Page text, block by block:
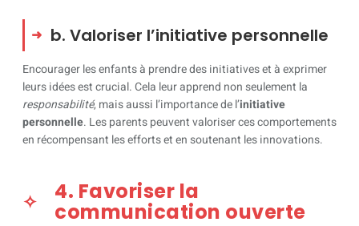
b. Valoriser l’initiative personnelle
Encourager les enfants à prendre des initiatives et à exprimer
leurs idées est crucial. Cela leur apprend non seulement la
responsabilité, mais aussi l’importance de l’initiative
personnelle. Les parents peuvent valoriser ces comportements
en récompensant les efforts et en soutenant les innovations.
4. Favoriser la
communication ouverte